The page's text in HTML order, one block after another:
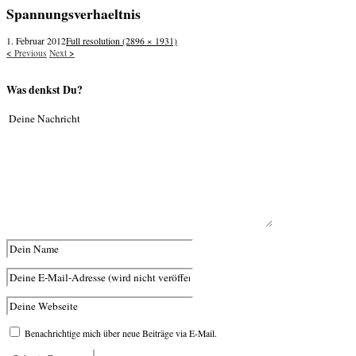
navigation
Spannungsverhaeltnis
1. Februar 2012Full resolution (2896 × 1931)
< Previous Next >
Was denkst Du?
Benachrichtige mich über neue Beiträge via E-Mail.